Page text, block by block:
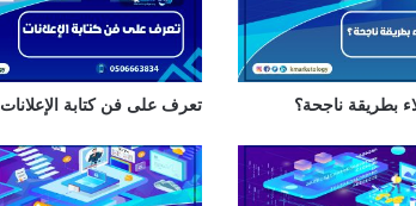
بطريقة ناجحة؟ تعرف على فن كتابة الإعلانات